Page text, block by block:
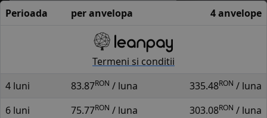
Perioada per anvelopa 4 anvelope
Termeni si conditii
4 luni
83.87RON / luna 335.48RON / luna
6 luni
75.77RON / luna 303.08RON / luna